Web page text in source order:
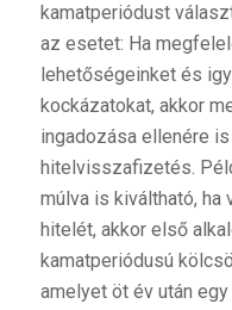
kamatperiódust
az esetet: Ha
lehetőségeinket és
kockázatokat, akkor
ingadozása ellenére
hitelvisszafizetés.
múlva is kiváltható, ha
hitelét, akkor első
kamatperiódusú
amelyet öt év után